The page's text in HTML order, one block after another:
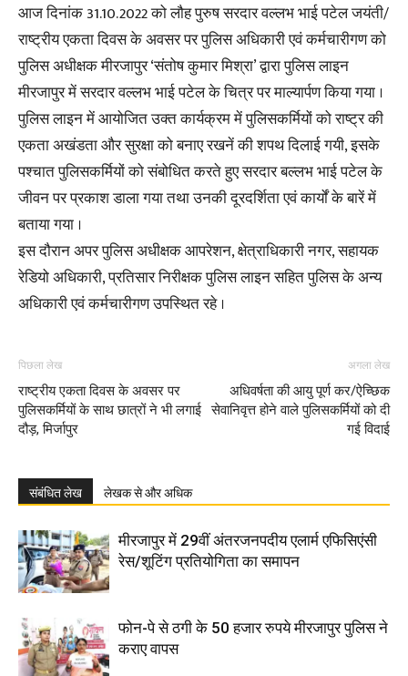
आज दिनांक 31.10.2022 को लौह पुरुष सरदार वल्लभ भाई पटेल जयंती/
राष्ट्रीय एकता दिवस के अवसर पर पुलिस अधिकारी एवं कर्मचारीगण को
पुलिस अधीक्षक मीरजापुर ‘संतोष कुमार मिश्रा’ द्वारा पुलिस लाइन
मीरजापुर में सरदार वल्लभ भाई पटेल के चित्र पर माल्यार्पण किया गया ।
पुलिस लाइन में आयोजित उक्त कार्यक्रम में पुलिसकर्मियों को राष्ट्र की
एकता अखंडता और सुरक्षा को बनाए रखनें की शपथ दिलाई गयी, इसके
पश्चात पुलिसकर्मियों को संबोधित करते हुए सरदार बल्लभ भाई पटेल के
जीवन पर प्रकाश डाला गया तथा उनकी दूरदर्शिता एवं कार्यों के बारें में
बताया गया ।
इस दौरान अपर पुलिस अधीक्षक आपरेशन, क्षेत्राधिकारी नगर, सहायक
रेडियो अधिकारी, प्रतिसार निरीक्षक पुलिस लाइन सहित पुलिस के अन्य
अधिकारी एवं कर्मचारीगण उपस्थित रहे ।
पिछला लेख
राष्ट्रीय एकता दिवस के अवसर पर
पुलिसकर्मियों के साथ छात्रों ने भी लगाई
दौड़, मिर्जापुर
अगला लेख
अधिवर्षता की आयु पूर्ण कर/ऐच्छिक
सेवानिवृत्त होने वाले पुलिसकर्मियों को दी
गई विदाई
संबंधित लेख लेखक से और अधिक
मीरजापुर में 29वीं अंतरजनपदीय एलार्म एफिसिएंसी
रेस/शूटिंग प्रतियोगिता का समापन
फोन-पे से ठगी के 50 हजार रुपये मीरजापुर पुलिस ने
कराए वापस